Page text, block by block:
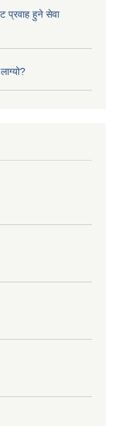
प्रवाह हुने सेवा